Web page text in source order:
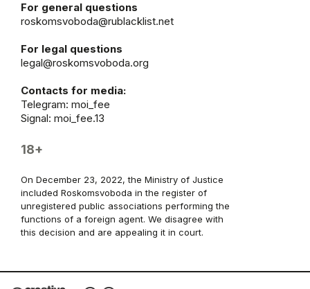
For general questions
roskomsvoboda@rublacklist.net
For legal questions
legal@roskomsvoboda.org
Contacts for media:
Telegram: moi_fee
Signal: moi_fee.13
18+
On December 23, 2022, the Ministry of Justice
included Roskomsvoboda in the register of
unregistered public associations performing the
functions of a foreign agent. We disagree with
this decision and are appealing it in court.